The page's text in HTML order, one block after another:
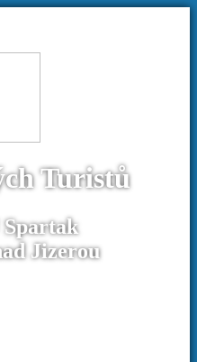
Turistů
Jizerou